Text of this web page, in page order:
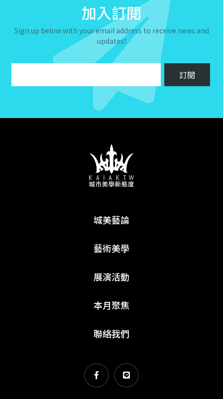
加入訂閱
Sign up below with your email address to receive news and
updates!
城美藝論
藝術美學
展演活動
本月聚焦
聯絡我們